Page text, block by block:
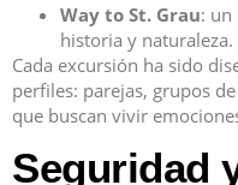
Way to St. Grau: un
historia y naturaleza.
Cada excursión ha sido
perfiles: parejas, grupos
que buscan vivir
Seguridad